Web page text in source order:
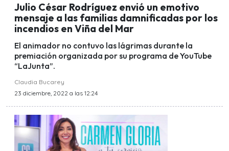
Julio César Rodríguez envió un emotivo
mensaje a las familias damnificadas por los
incendios en Viña del Mar
El animador no contuvo las lágrimas durante la
premiación organizada por su programa de YouTube
“LaJunta”.
Claudia Bucarey
23 diciembre, 2022 a las 12:24